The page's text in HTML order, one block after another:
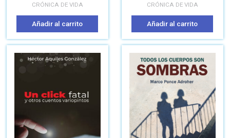
CRÓNICA DE VIDA
Añadir al carrito
CRÓNICA DE VIDA
Añadir al carrito